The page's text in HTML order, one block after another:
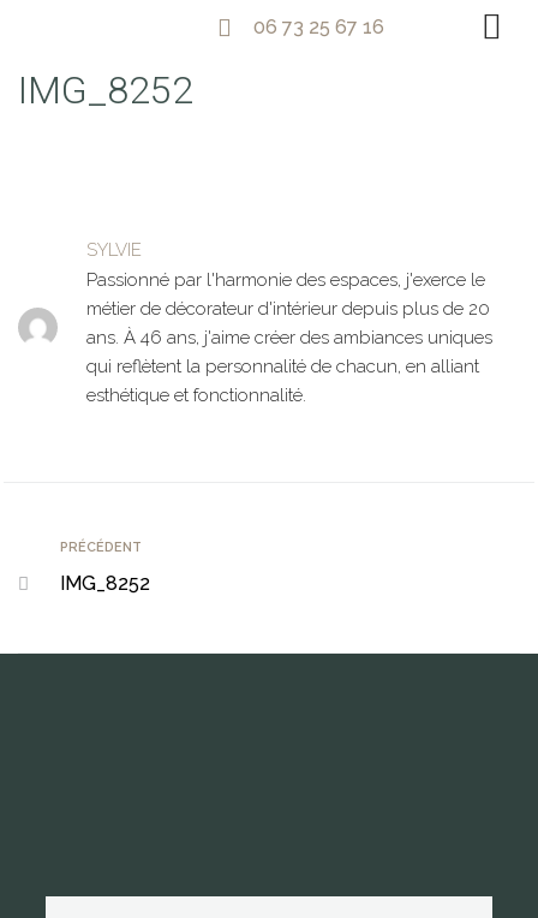
06 73 25 67 16
IMG_8252
SYLVIE
Passionné par l'harmonie des espaces, j'exerce le
métier de décorateur d'intérieur depuis plus de 20
ans. À 46 ans, j'aime créer des ambiances uniques
qui reflètent la personnalité de chacun, en alliant
esthétique et fonctionnalité.
PRÉCÉDENT
IMG_8252